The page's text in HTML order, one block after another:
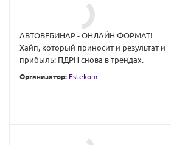
АВТОВЕБИНАР - ОНЛАЙН ФОРМАТ!
Хайп, который приносит и результат и
прибыль: ПДРН снова в трендах.
Организатор: Estekom